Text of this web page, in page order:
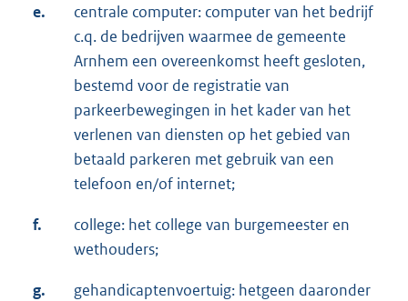
e.
centrale computer: computer van het bedrijf
c.q. de bedrijven waarmee de gemeente
Arnhem een overeenkomst heeft gesloten,
bestemd voor de registratie van
parkeerbewegingen in het kader van het
verlenen van diensten op het gebied van
betaald parkeren met gebruik van een
telefoon en/of internet;
f.
college: het college van burgemeester en
wethouders;
g.
gehandicaptenvoertuig: hetgeen daaronder